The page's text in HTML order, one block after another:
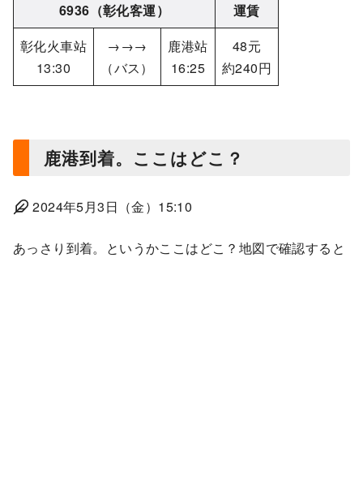
6936（彰化客運）
運賃
彰化火車站
13:30
→→→
（バス）
鹿港站
16:25
48元
約240円
鹿港到着。ここはどこ？
2024年5月3日（金）15:10
あっさり到着。というかここはどこ？地図で確認すると